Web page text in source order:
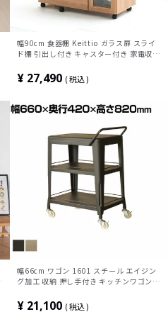
幅90cm 食器棚 Keittio ガラス扉 スライ
ド棚 引出し付き キャスター付き 家電収納
ンター レンジ台 台所 ヴィンテージ
¥ 27,490 税込
幅66cm ワゴン 1601 スチール エイジン
グ加工 収納 押し手付き キッチンワゴン
¥ 21,100 税込